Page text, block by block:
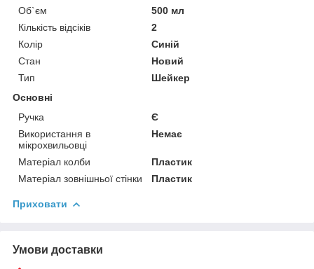
Об`єм
500 мл
Кількість відсіків
2
Колір
Синій
Стан
Новий
Тип
Шейкер
Основні
Ручка
Є
Використання в
мікрохвильовці
Немає
Матеріал колби
Пластик
Матеріал зовнішньої стінки
Пластик
Приховати
Умови доставки